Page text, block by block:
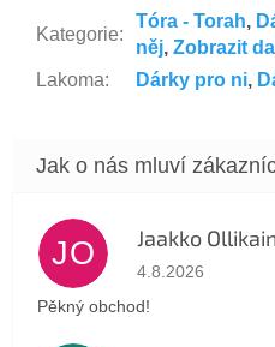
Kategorie:
Tóra - Torah,
něj, Zobrazit
Lakoma: Dárky pro ni,
JO Jaakko
Hodnocení
4.8.2026
Pěkný obchod!